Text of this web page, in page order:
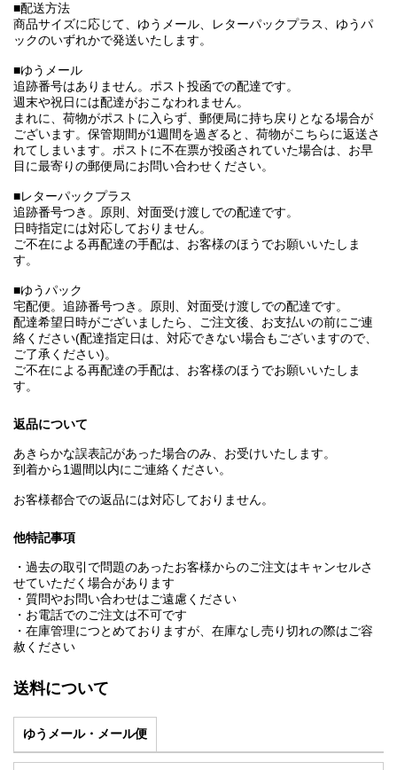
■配送方法
商品サイズに応じて、ゆうメール、レターパックプラス、ゆうパ
ックのいずれかで発送いたします。
■ゆうメール
追跡番号はありません。ポスト投函での配達です。
週末や祝日には配達がおこなわれません。
まれに、荷物がポストに入らず、郵便局に持ち戻りとなる場合が
ございます。保管期間が1週間を過ぎると、荷物がこちらに返送さ
れてしまいます。ポストに不在票が投函されていた場合は、お早
目に最寄りの郵便局にお問い合わせください。
■レターパックプラス
追跡番号つき。原則、対面受け渡しでの配達です。
日時指定には対応しておりません。
ご不在による再配達の手配は、お客様のほうでお願いいたしま
す。
■ゆうパック
宅配便。追跡番号つき。原則、対面受け渡しでの配達です。
配達希望日時がございましたら、ご注文後、お支払いの前にご連
絡ください(配達指定日は、対応できない場合もございますので、
ご了承ください)。
ご不在による再配達の手配は、お客様のほうでお願いいたしま
す。
返品について
あきらかな誤表記があった場合のみ、お受けいたします。
到着から1週間以内にご連絡ください。
お客様都合での返品には対応しておりません。
他特記事項
・過去の取引で問題のあったお客様からのご注文はキャンセルさ
せていただく場合があります
・質問やお問い合わせはご遠慮ください
・お電話でのご注文は不可です
・在庫管理につとめておりますが、在庫なし売り切れの際はご容
赦ください
送料について
ゆうメール・メール便